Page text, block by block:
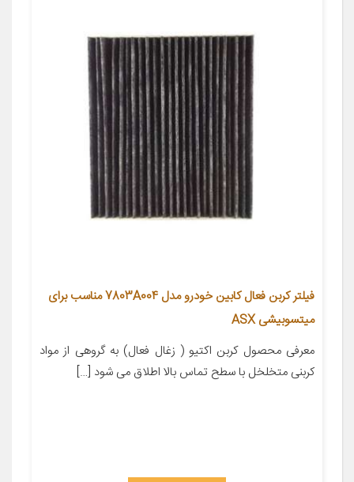
فیلتر کربن فعال کابین خودرو مدل 7803A004 مناسب برای
میتسوبیشی ASX
معرفی محصول کربن اکتیو ( زغال فعال) به گروهی از مواد
کربنی متخلخل با سطح تماس بالا اطلاق می شود […]